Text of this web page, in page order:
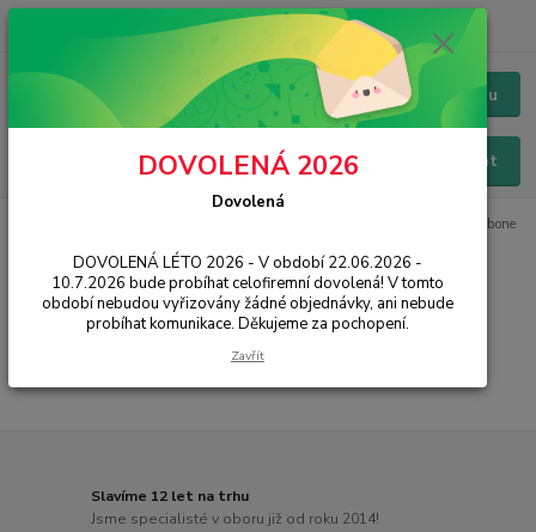
Menu
Hledat
Chat / Online podpora - 24/7
Herní PC Barbone
Herní PC Barbone
Slavíme 12 let na trhu
Jsme specialisté v oboru již od roku 2014!
DOVOLENÁ 2026
Dovolená
DOVOLENÁ LÉTO 2026 - V období 22.06.2026 -
10.7.2026 bude probíhat celofiremní dovolená! V tomto
období nebudou vyřizovány žádné objednávky, ani nebude
probíhat komunikace. Děkujeme za pochopení.
Zavřít